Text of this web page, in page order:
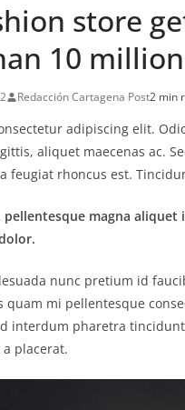
store
10
Redacción Cartagena Post2 min
adipiscing elit.
aliquet maecenas ac.
feugiat rhoncus est.
pellentesque magna
nunc pretium id
quam mi pellentesque
interdum pharetra
placerat.